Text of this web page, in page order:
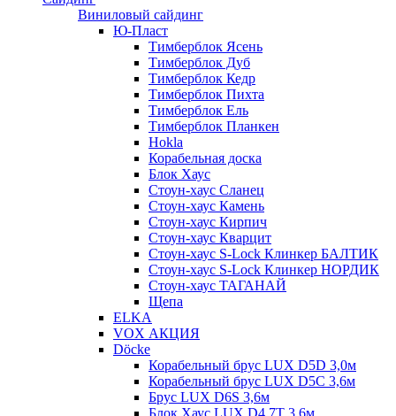
Виниловый сайдинг
Ю-Пласт
Тимберблок Ясень
Тимберблок Дуб
Тимберблок Кедр
Тимберблок Пихта
Тимберблок Ель
Тимберблок Планкен
Hokla
Корабельная доска
Блок Хаус
Стоун-хаус Сланец
Стоун-хаус Камень
Стоун-хаус Кирпич
Стоун-хаус Кварцит
Стоун-хаус S-Lock Клинкер БАЛТИК
Стоун-хаус S-Lock Клинкер НОРДИК
Стоун-хаус ТАГАНАЙ
Щепа
ELKA
VOX АКЦИЯ
Döcke
Корабельный брус LUX D5D 3,0м
Корабельный брус LUX D5C 3,6м
Брус LUX D6S 3,6м
Блок Хаус LUX D4,7T 3,6м